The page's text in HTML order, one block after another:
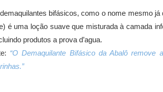
bifásicos, como o nome mesmo
é uma loção suave que misturada à camada
produtos a prova d’agua.
“O Demaquilante Bifásico da Abalô remove